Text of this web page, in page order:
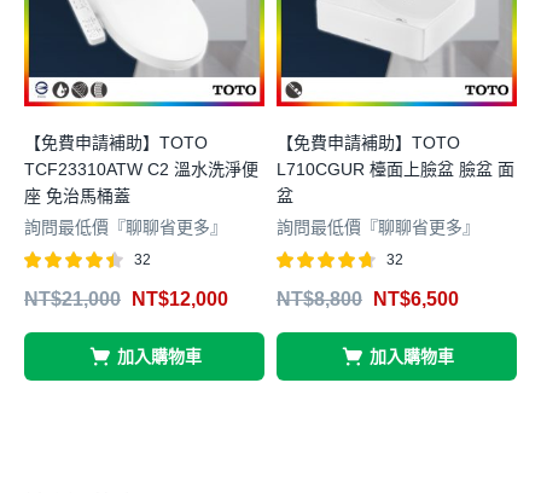
【免費申請補助】TOTO
TCF23310ATW C2 溫水洗淨便
座 免治馬桶蓋
詢問最低價『聊聊省更多』
4.38
32
NT$21,000 NT$12,000
加入購物車
【免費申請補助】TOTO
L710CGUR 檯面上臉盆 臉盆 面
盆
詢問最低價『聊聊省更多』
4.63
32
NT$8,800 NT$6,500
加入購物車